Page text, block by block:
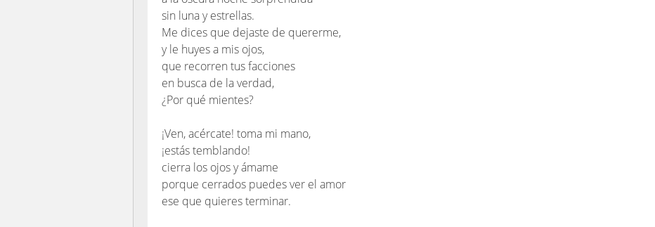
sin luna y estrellas.
Me dices que dejaste de quererme,
y le huyes a mis ojos,
que recorren tus facciones
en busca de la verdad,
¿Por qué mientes?
¡Ven, acércate! toma mi mano,
¡estás temblando!
cierra los ojos y ámame
porque cerrados puedes ver el amor
ese que quieres terminar.